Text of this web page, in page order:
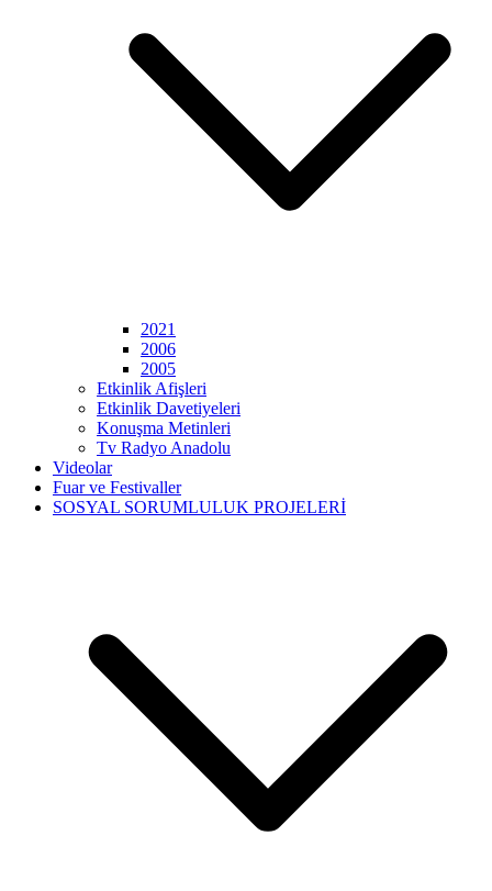
2021
2006
2005
Etkinlik Afişleri
Etkinlik Davetiyeleri
Konuşma Metinleri
Tv Radyo Anadolu
Videolar
Fuar ve Festivaller
SOSYAL SORUMLULUK PROJELERİ